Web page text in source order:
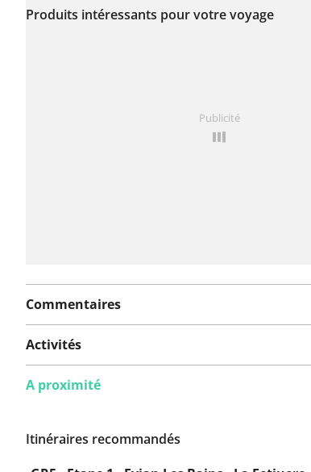
encore été signalé sur
Produits intéressants pour votre voyage
Publicité
Commentaires
Activités
A proximité
Itinéraires recommandés